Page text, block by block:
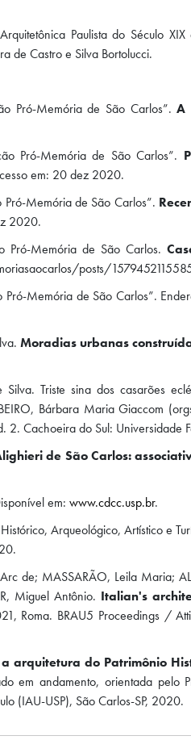
Paulista do Século
de Castro e Silva Bortolucci.
Pró-Memória de São Carlos”.A
Pró-Memória de São Carlos”.
em: 20 dez 2020.
Pró-Memória de São Carlos”.
2020.
Pró-Memória de São Carlos.
posts/
Pró-Memória de São Carlos”.
Moradias urbanas
Triste sina dos casarões
Bárbara Maria Giaccom
2. Cachoeira do Sul:
de São Carlos:
em: www.cdcc.usp.br.
Arqueológico, Artístico e
de; MASSARÃO, Leila Maria;
Miguel Antônio. Italian's
Roma. BRAU5 Proceedings /
arquitetura do Patrimônio
em andamento, orientada pelo
(IAU-USP), São Carlos-SP, 2020.